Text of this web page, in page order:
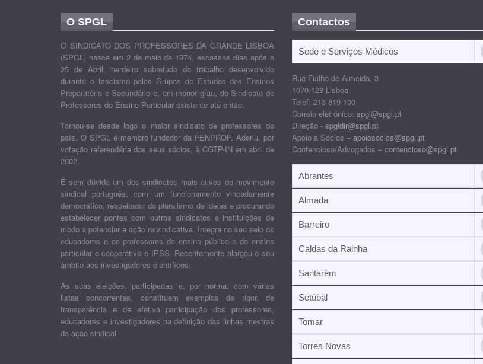
O SPGL
O SINDICATO DOS PROFESSORES DA GRANDE LISBOA
(SPGL) nasce em 2 de maio de 1974, escassos dias após o
25 de Abril, herdeiro sobretudo do trabalho desenvolvido
durante o fascismo pelos Grupos de Estudos dos Ensinos
Preparatório e Secundário e, em menor grau, do Sindicato de
Professores do Ensino Particular existente até então.
Tornou-se desde logo o maior sindicato de professores do
país. O SPGL é membro fundador da FENPROF. Aderiu, por
votação referendária dos seus sócios, à CGTP-IN em abril de
2002.
É sem dúvida um dos sindicatos mais ativos do movimento
sindical português, com um funcionamento vincadamente
democrático, respeitador do pluralismo de ideias e procurando
estabelecer pontes com outros sindicatos e instituições de
modo a potenciar a ação reivindicativa. Integra no seu seio os
educadores e os professores do ensino público e do ensino
particular e cooperativo e IPSS. Recentemente alargou o seu
âmbito aos investigadores científicos.
As suas eleições, participadas e, por norma, com várias
listas concorrentes, constituem exemplos de rigor, de
transparência e de efetiva participação dos professores,
educadores e investigadores na definição das linhas mestras
da ação sindical.
Contactos
Sede e Serviços Médicos
Rua Fialho de Almeida, 3
1070-128 Lisboa
Telef: 213 819 100
Correio eletrónico: spgl@spgl.pt
Direção - spgldir@spgl.pt
Apoio a Sócios – apoiosocios@spgl.pt
Contencioso/Advogados – contencioso@spgl.pt
Abrantes
Almada
Barreiro
Caldas da Rainha
Santarém
Setúbal
Tomar
Torres Novas